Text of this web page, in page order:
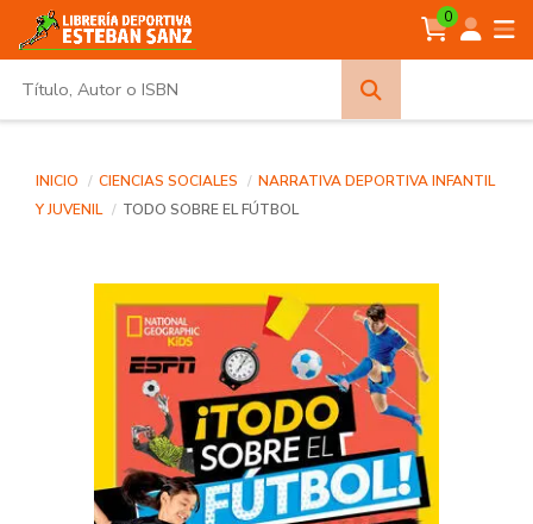
0
INICIO CIENCIAS SOCIALES
NARRATIVA DEPORTIVA INFANTIL
Y JUVENIL
TODO SOBRE EL FÚTBOL